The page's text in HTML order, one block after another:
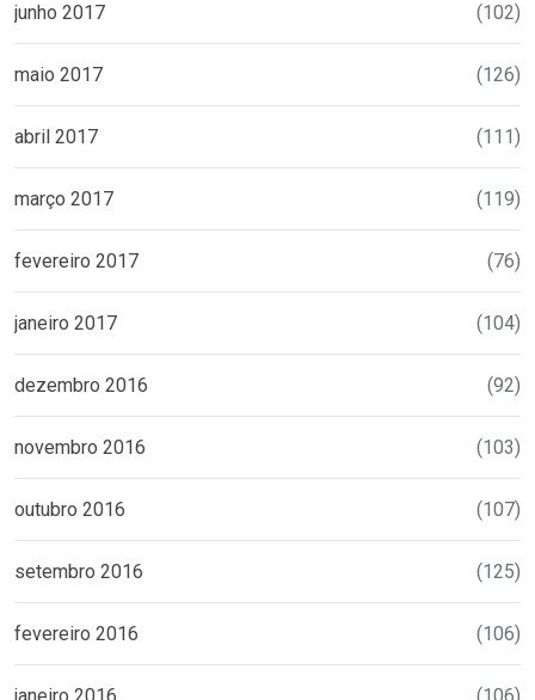
junho 2017 (102)
maio 2017 (126)
abril 2017 (111)
março 2017 (119)
fevereiro 2017 (76)
janeiro 2017 (104)
dezembro 2016 (92)
novembro 2016 (103)
outubro 2016 (107)
setembro 2016 (125)
fevereiro 2016 (106)